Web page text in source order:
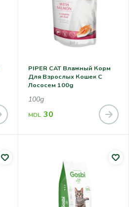
PIPER CAT Влажный Корм
Для Взрослых Кошек С
Лососем 100g
100g
MDL 30